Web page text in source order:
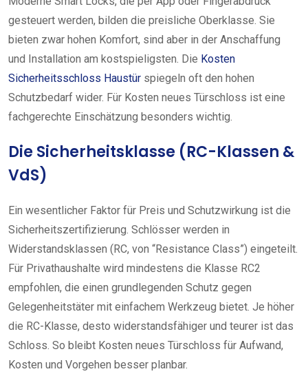
gesteuert werden, bilden die preisliche Oberklasse. Sie
bieten zwar hohen Komfort, sind aber in der Anschaffung
und Installation am kostspieligsten. Die Kosten
Sicherheitsschloss Haustür spiegeln oft den hohen
Schutzbedarf wider. Für Kosten neues Türschloss ist eine
fachgerechte Einschätzung besonders wichtig.
Die Sicherheitsklasse (RC-Klassen &
VdS)
Ein wesentlicher Faktor für Preis und Schutzwirkung ist die
Sicherheitszertifizierung. Schlösser werden in
Widerstandsklassen (RC, von “Resistance Class”) eingeteilt.
Für Privathaushalte wird mindestens die Klasse RC2
empfohlen, die einen grundlegenden Schutz gegen
Gelegenheitstäter mit einfachem Werkzeug bietet. Je höher
die RC-Klasse, desto widerstandsfähiger und teurer ist das
Schloss. So bleibt Kosten neues Türschloss für Aufwand,
Kosten und Vorgehen besser planbar.